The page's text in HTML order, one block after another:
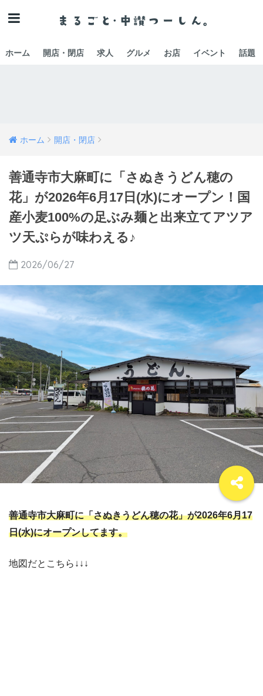
ホーム 開店・閉店 求人 グルメ お店 イベント 話題
ホーム 開店・閉店
善通寺市大麻町に「さぬきうどん穂の
花」が2026年6月17日(水)にオープン！国
産小麦100%の足ぶみ麺と出来立てアツア
ツ天ぷらが味わえる♪
2026/06/27
善通寺市大麻町に「さぬきうどん穂の花」が2026年6月17
日(水)にオープンしてます。
地図だとこちら↓↓↓